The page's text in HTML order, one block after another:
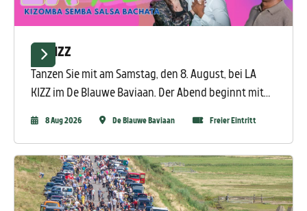
LA KIZZ
Tanzen Sie mit am Samstag, den 8. August, bei LA
KIZZ im De Blauwe Baviaan. Der Abend beginnt mit
wird anschließend mit Kizomba, Semba, Salsa und
Bachata von DJ RAPH fortgesetzt.
8 Aug 2026 De Blauwe Baviaan Freier Eintritt